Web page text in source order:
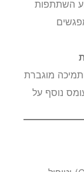
השתתפות
מוגברת
נוסף על